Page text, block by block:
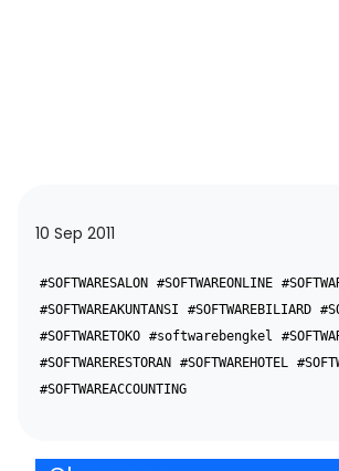
10 Sep 2011
#SOFTWARESALON #SOFTWAREONLINE
#SOFTWAREAKUNTANSI
#SOFTWAREBILIARD
#SOFTWARETOKO #softwarebengkel
#SOFTWARERESTORAN #SOFTWAREHOTEL
#SOFTWAREACCOUNTING